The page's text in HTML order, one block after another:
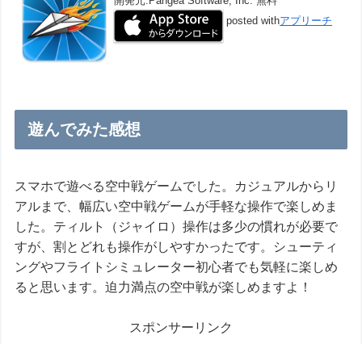
posted withアプリーチ
遊んでみた感想
スマホで遊べる空中戦ゲームでした。カジュアルからリ
アルまで、幅広い空中戦ゲームが手軽な操作で楽しめま
した。ティルト（ジャイロ）操作は多少の慣れが必要で
すが、割とどれも操作がしやすかったです。シューティ
ングやフライトシミュレーター初心者でも気軽に楽しめ
ると思います。迫力満点の空中戦が楽しめますよ！
スポンサーリンク